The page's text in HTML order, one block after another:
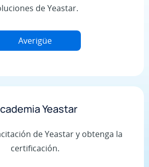
de Yeastar.
Averigüe
Yeastar
de Yeastar y obtenga la
certificación.